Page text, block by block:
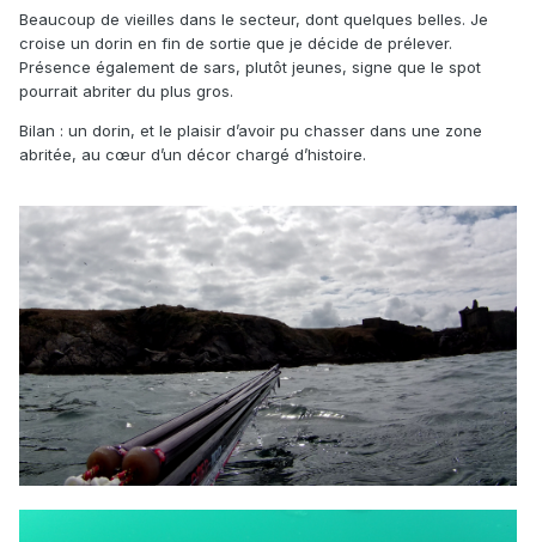
Beaucoup de vieilles dans le secteur, dont quelques belles. Je
croise un dorin en fin de sortie que je décide de prélever.
Présence également de sars, plutôt jeunes, signe que le spot
pourrait abriter du plus gros.
Bilan : un dorin, et le plaisir d’avoir pu chasser dans une zone
abritée, au cœur d’un décor chargé d’histoire.